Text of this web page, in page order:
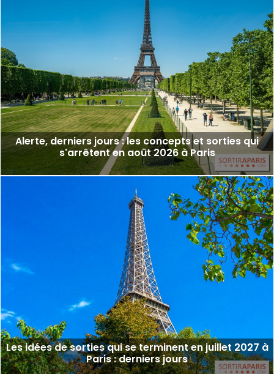
Alerte, derniers jours : les concepts et sorties qui
s'arrêtent en août 2026 à Paris
Les idées de sorties qui se terminent en juillet 2027 à
Paris : derniers jours